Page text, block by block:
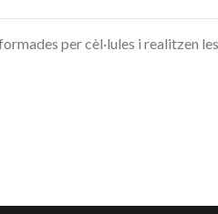
per cèl·lules i realitzen